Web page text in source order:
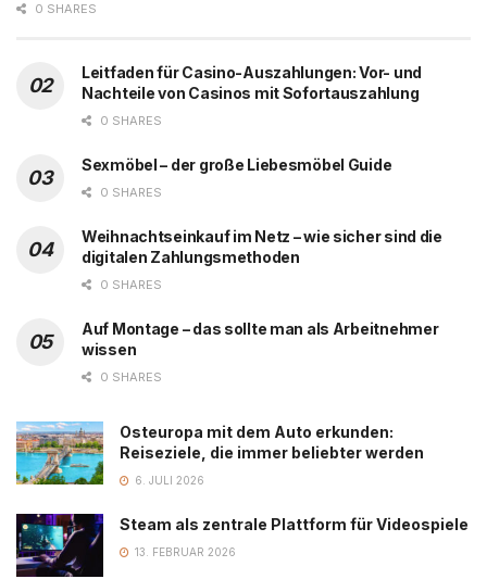
0 SHARES
Leitfaden für Casino-Auszahlungen: Vor- und
Nachteile von Casinos mit Sofortauszahlung
0 SHARES
Sexmöbel – der große Liebesmöbel Guide
0 SHARES
Weihnachtseinkauf im Netz – wie sicher sind die
digitalen Zahlungsmethoden
0 SHARES
Auf Montage – das sollte man als Arbeitnehmer
wissen
0 SHARES
Osteuropa mit dem Auto erkunden:
Reiseziele, die immer beliebter werden
6. JULI 2026
Steam als zentrale Plattform für Videospiele
13. FEBRUAR 2026